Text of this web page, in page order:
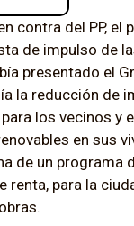
contra del PP, el
de impulso de
presentado el
la reducción de
para los vecinos y
en sus
de un programa
renta, para la